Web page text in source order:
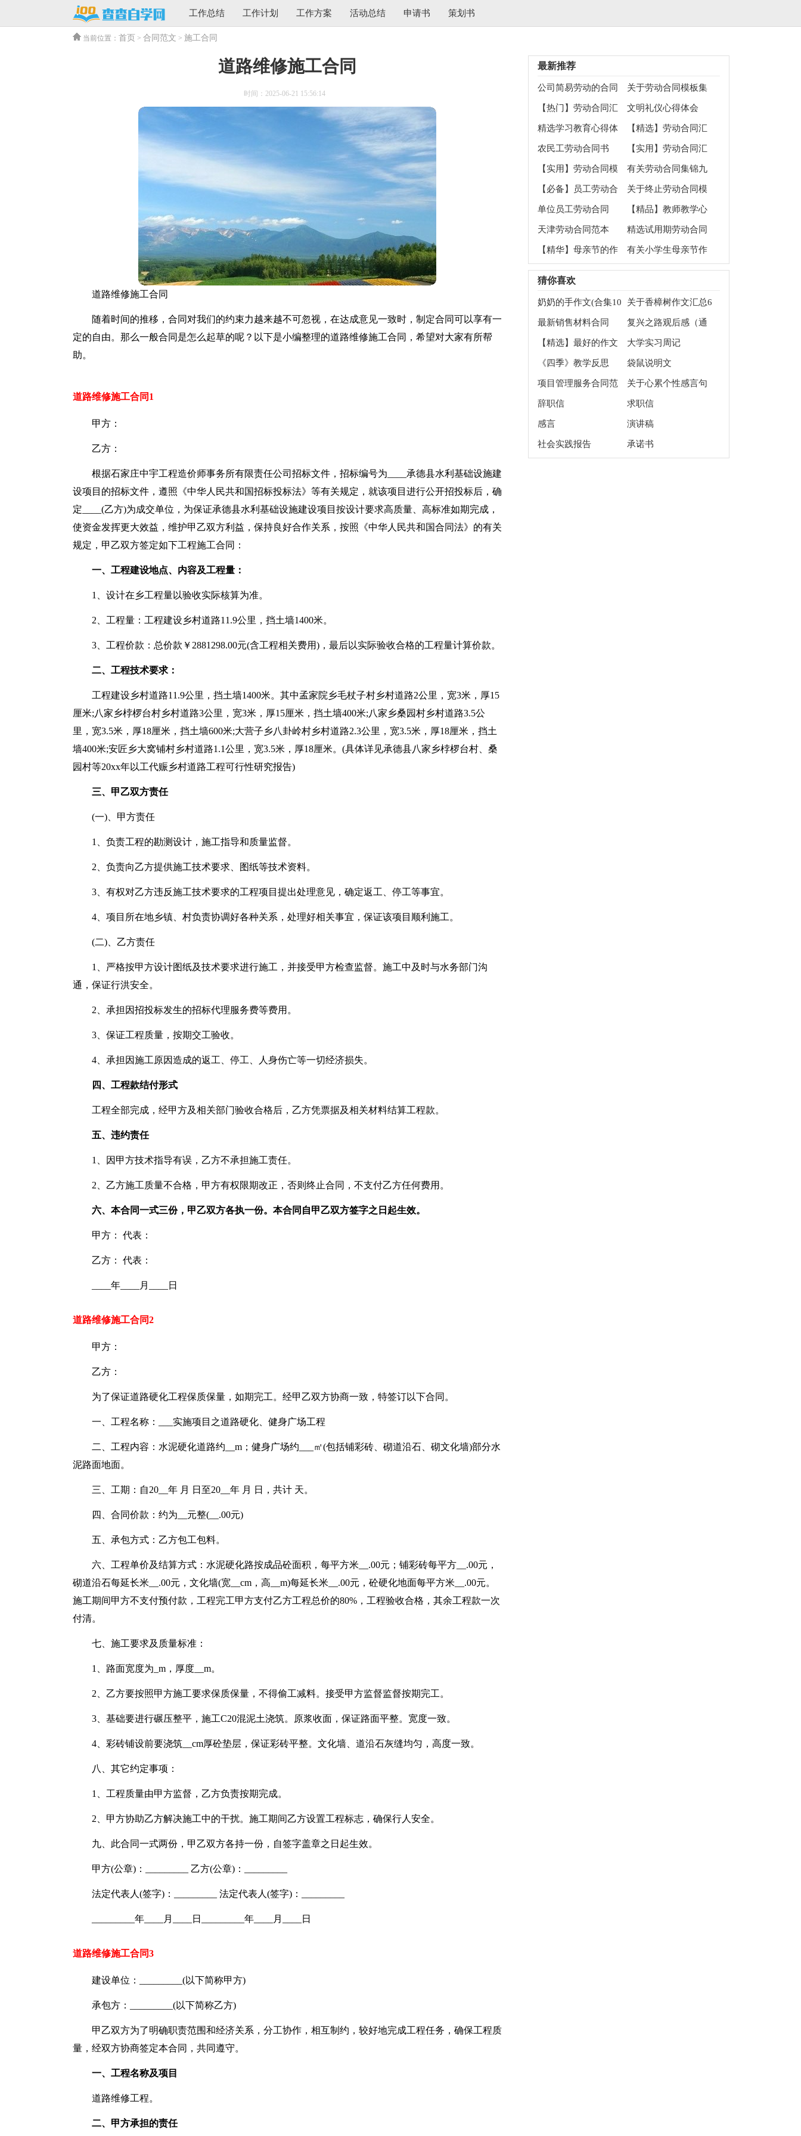
工作总结 工作计划 工作方案 活动总结 申请书 策划书
当前位置： 首页 > 合同范文 > 施工合同
道路维修施工合同
时间：2025-06-21 15:56:14
道路维修施工合同
随着时间的推移，合同对我们的约束力越来越不可忽视，在达成意见一致时，制定合同可以享有一
定的自由。那么一般合同是怎么起草的呢？以下是小编整理的道路维修施工合同，希望对大家有所帮
助。
道路维修施工合同1
甲方：
乙方：
根据石家庄中宇工程造价师事务所有限责任公司招标文件，招标编号为____承德县水利基础设施建
设项目的招标文件，遵照《中华人民共和国招标投标法》等有关规定，就该项目进行公开招投标后，确
定____(乙方)为成交单位，为保证承德县水利基础设施建设项目按设计要求高质量、高标准如期完成，
使资金发挥更大效益，维护甲乙双方利益，保持良好合作关系，按照《中华人民共和国合同法》的有关
规定，甲乙双方签定如下工程施工合同：
一、工程建设地点、内容及工程量：
1、设计在乡工程量以验收实际核算为准。
2、工程量：工程建设乡村道路11.9公里，挡土墙1400米。
3、工程价款：总价款￥2881298.00元(含工程相关费用)，最后以实际验收合格的工程量计算价款。
二、工程技术要求：
工程建设乡村道路11.9公里，挡土墙1400米。其中孟家院乡毛杖子村乡村道路2公里，宽3米，厚15
厘米;八家乡桲椤台村乡村道路3公里，宽3米，厚15厘米，挡土墙400米;八家乡桑园村乡村道路3.5公
里，宽3.5米，厚18厘米，挡土墙600米;大营子乡八卦岭村乡村道路2.3公里，宽3.5米，厚18厘米，挡土
墙400米;安匠乡大窝铺村乡村道路1.1公里，宽3.5米，厚18厘米。(具体详见承德县八家乡桲椤台村、桑
园村等20xx年以工代赈乡村道路工程可行性研究报告)
三、甲乙双方责任
(一)、甲方责任
1、负责工程的勘测设计，施工指导和质量监督。
2、负责向乙方提供施工技术要求、图纸等技术资料。
3、有权对乙方违反施工技术要求的工程项目提出处理意见，确定返工、停工等事宜。
4、项目所在地乡镇、村负责协调好各种关系，处理好相关事宜，保证该项目顺利施工。
(二)、乙方责任
1、严格按甲方设计图纸及技术要求进行施工，并接受甲方检查监督。施工中及时与水务部门沟
通，保证行洪安全。
2、承担因招投标发生的招标代理服务费等费用。
3、保证工程质量，按期交工验收。
4、承担因施工原因造成的返工、停工、人身伤亡等一切经济损失。
四、工程款结付形式
工程全部完成，经甲方及相关部门验收合格后，乙方凭票据及相关材料结算工程款。
五、违约责任
1、因甲方技术指导有误，乙方不承担施工责任。
2、乙方施工质量不合格，甲方有权限期改正，否则终止合同，不支付乙方任何费用。
六、本合同一式三份，甲乙双方各执一份。本合同自甲乙双方签字之日起生效。
甲方： 代表：
乙方： 代表：
____年____月____日
道路维修施工合同2
甲方：
乙方：
为了保证道路硬化工程保质保量，如期完工。经甲乙双方协商一致，特签订以下合同。
一、工程名称：___实施项目之道路硬化、健身广场工程
二、工程内容：水泥硬化道路约__m；健身广场约___㎡(包括铺彩砖、砌道沿石、砌文化墙)部分水
泥路面地面。
三、工期：自20__年 月 日至20__年 月 日，共计 天。
四、合同价款：约为__元整(__.00元)
五、承包方式：乙方包工包料。
六、工程单价及结算方式：水泥硬化路按成品砼面积，每平方米__.00元；铺彩砖每平方__.00元，
砌道沿石每延长米__.00元，文化墙(宽__cm，高__m)每延长米__.00元，砼硬化地面每平方米__.00元。
施工期间甲方不支付预付款，工程完工甲方支付乙方工程总价的80%，工程验收合格，其余工程款一次
付清。
七、施工要求及质量标准：
1、路面宽度为_m，厚度__m。
2、乙方要按照甲方施工要求保质保量，不得偷工减料。接受甲方监督监督按期完工。
3、基础要进行碾压整平，施工C20混泥土浇筑。原浆收面，保证路面平整。宽度一致。
4、彩砖铺设前要浇筑__cm厚砼垫层，保证彩砖平整。文化墙、道沿石灰缝均匀，高度一致。
八、其它约定事项：
1、工程质量由甲方监督，乙方负责按期完成。
2、甲方协助乙方解决施工中的干扰。施工期间乙方设置工程标志，确保行人安全。
九、此合同一式两份，甲乙双方各持一份，自签字盖章之日起生效。
甲方(公章)：_________ 乙方(公章)：_________
法定代表人(签字)：_________ 法定代表人(签字)：_________
_________年____月____日_________年____月____日
道路维修施工合同3
建设单位：_________(以下简称甲方)
承包方：_________(以下简称乙方)
甲乙双方为了明确职责范围和经济关系，分工协作，相互制约，较好地完成工程任务，确保工程质
量，经双方协商签定本合同，共同遵守。
一、工程名称及项目
道路维修工程。
二、甲方承担的责任
最新推荐
公司简易劳动的合同
范本
关于劳动合同模板集
锦五篇
【热门】劳动合同汇
总6篇
文明礼仪心得体会
精选学习教育心得体
会汇总5篇
【精选】劳动合同汇
编6篇
农民工劳动合同书
【实用】劳动合同汇
总九篇
【实用】劳动合同模
板七篇
有关劳动合同集锦九
篇
【必备】员工劳动合
同集合7篇
关于终止劳动合同模
板锦集十篇
单位员工劳动合同
【精品】教师教学心
得体会合集8篇
天津劳动合同范本
精选试用期劳动合同
范文合集八篇
【精华】母亲节的作
有关小学生母亲节作
猜你喜欢
奶奶的手作文(合集10
篇)
关于香樟树作文汇总6
篇
最新销售材料合同
复兴之路观后感（通
用3篇）
【精选】最好的作文
300字四篇
大学实习周记
《四季》教学反思 袋鼠说明文
项目管理服务合同范
本
关于心累个性感言句
子大全（精选70句）
辞职信 求职信
感言 演讲稿
社会实践报告 承诺书